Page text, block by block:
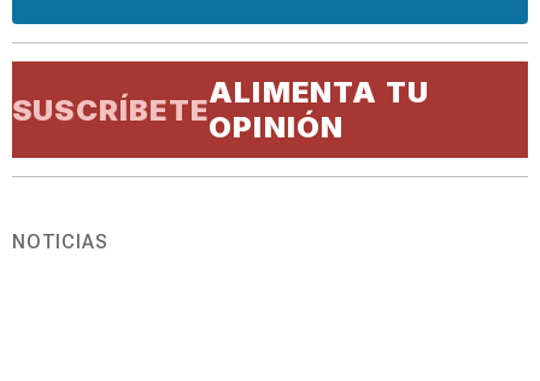
SUSCRÍBETEALIMENTA TU
OPINIÓN
NOTICIAS